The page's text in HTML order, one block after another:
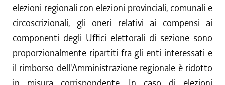
elezioni regionali con elezioni provinciali, comunali e
circoscrizionali, gli oneri relativi ai compensi ai
componenti degli Uffici elettorali di sezione sono
proporzionalmente ripartiti fra gli enti interessati e
il rimborso dell'Amministrazione regionale è ridotto